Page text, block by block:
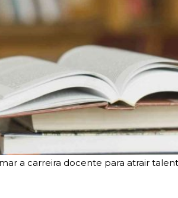
a carreira docente para atrair